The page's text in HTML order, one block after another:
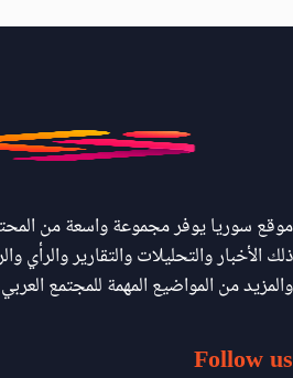
موقع سوريا يوفر مجموعة واسعة من
ذلك الأخبار والتحليلات والتقارير والرأي
والمزيد من المواضيع المهمة للمجتمع العربي
Follow us